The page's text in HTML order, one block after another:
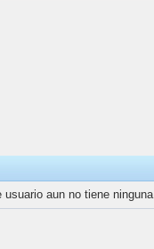
usuario aun no tiene